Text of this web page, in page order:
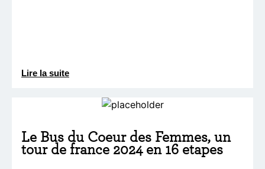
Lire la suite
Le Bus du Coeur des Femmes, un
tour de france 2024 en 16 etapes